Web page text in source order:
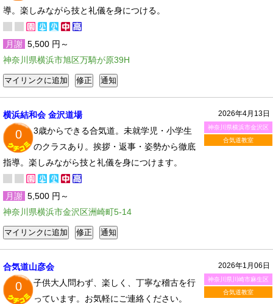
導。楽しみながら技と礼儀を身につける。
月謝 5,500 円～
神奈川県横浜市旭区万騎が原39H
2026年4月13日
神奈川県横浜市金沢区
合気道教室
横浜結和会 金沢道場
0
3歳からできる合気道。未就学児・小学生
のクラスあり。挨拶・返事・姿勢から徹底
指導。楽しみながら技と礼儀を身につけます。
月謝 5,500 円～
神奈川県横浜市金沢区洲崎町5-14
2026年1月06日
神奈川県川崎市麻生区
合気道教室
合気道山彦会
0
子供大人問わず、楽しく、丁寧な稽古を行
っています。お気軽にご連絡ください。